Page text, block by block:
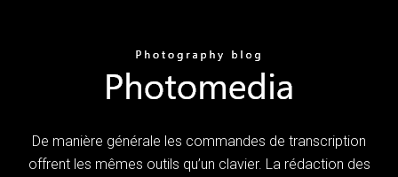
De manière générale les commandes de transcription
offrent les mêmes outils qu’un clavier. La rédaction des